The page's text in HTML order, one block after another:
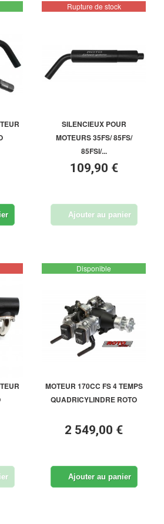
Rupture de stock
SILENCIEUX POUR
MOTEURS 35FS/ 85FS/
85FSI/...
109,90 €
Ajouter au panier
Disponible
MOTEUR 170CC FS 4 TEMPS
QUADRICYLINDRE ROTO
2 549,00 €
Ajouter au panier